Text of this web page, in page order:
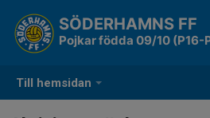
Till hemsidan
SÖDERHAMNS FF
Pojkar födda 09/10 (P16-